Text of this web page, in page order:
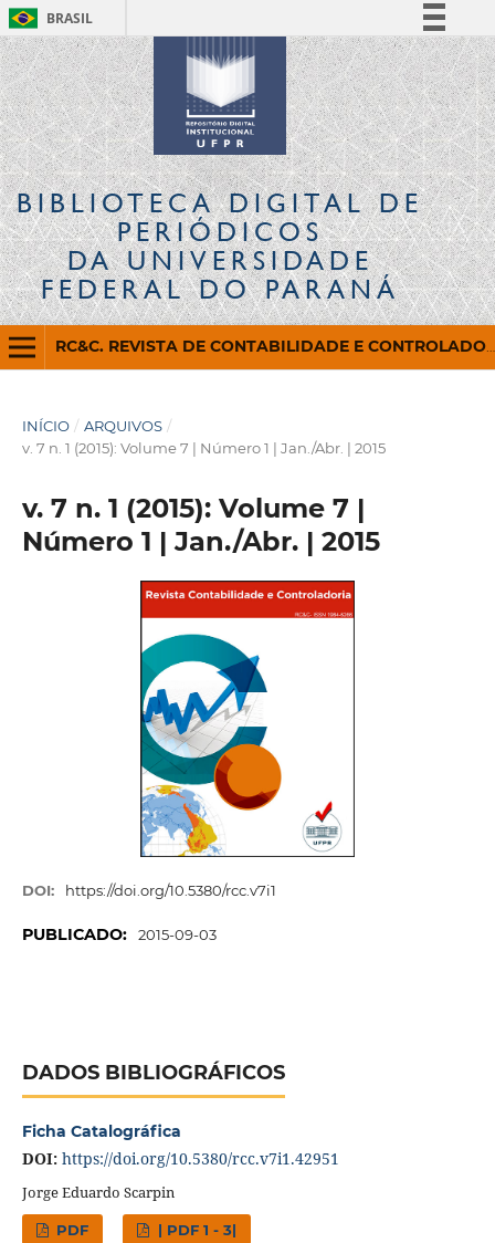
BRASIL
Simplifique!
Comunica BR
Participe
Acesso à informação
Legislação
Canais
BIBLIOTECA DIGITALDE
PERIÓDICOS
DA UNIVERSIDADE
FEDERAL DO PARANÁ
RC&C. REVISTA DE CONTABILIDADE E CONTROLADORIA
INÍCIO / ARQUIVOS /
v. 7 n. 1 (2015): Volume 7 | Número 1 | Jan./Abr. | 2015
v. 7 n. 1 (2015): Volume 7 |
Número 1 | Jan./Abr. | 2015
DOI: https://doi.org/10.5380/rcc.v7i1
PUBLICADO: 2015-09-03
DADOS BIBLIOGRÁFICOS
Ficha Catalográfica
DOI: https://doi.org/10.5380/rcc.v7i1.42951
Jorge Eduardo Scarpin
PDF | PDF 1 - 3|